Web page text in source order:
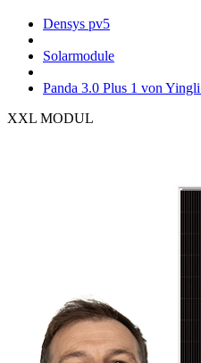
Densys pv5
Solarmodule
Panda 3.0 Plus 1 von
XXL MODUL